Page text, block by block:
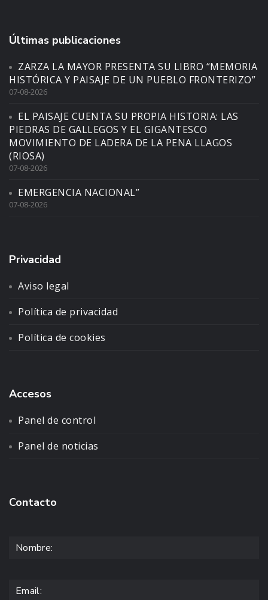
Últimas publicaciones
ZARZA LA MAYOR PRESENTA SU LIBRO “MEMORIA
HISTÓRICA Y PAISAJE DE UN PUEBLO FRONTERIZO”
07-08-2026
EL PAISAJE CUENTA SU PROPIA HISTORIA: LAS
PIEDRAS DE GALLEGOS Y EL GIGANTESCO
MOVIMIENTO DE LADERA DE LA PENA LLAGOS
(RIOSA)
07-08-2026
EMERGENCIA NACIONAL”
07-08-2026
Privacidad
Aviso legal
Política de privacidad
Política de cookies
Accesos
Panel de control
Panel de noticias
Contacto